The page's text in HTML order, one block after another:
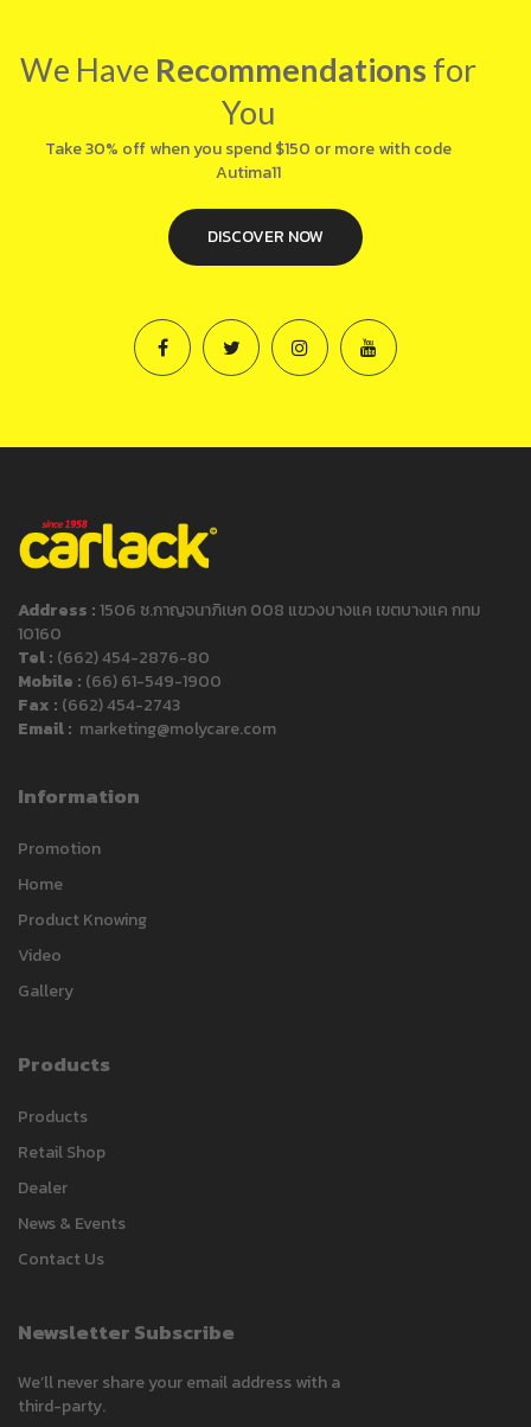
We Have Recommendations for
You
Take 30% off when you spend $150 or more with code
Autima11
DISCOVER NOW
Address :1506 ซ.กาญจนาภิเษก 008 แขวงบางแค เขตบางแค กทม
10160
Tel : (662) 454-2876-80
Mobile : (66) 61-549-1900
Fax : (662) 454-2743
Email : marketing@molycare.com
Information
Promotion
Home
Product Knowing
Video
Gallery
Products
Products
Retail Shop
Dealer
News & Events
Contact Us
Newsletter Subscribe
We’ll never share your email address with a
third-party.